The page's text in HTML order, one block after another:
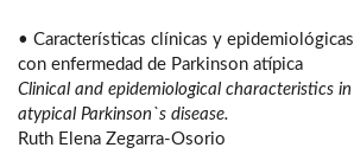
• Características clínicas y
con enfermedad de Parkinson atípica
Clinical and epidemiological characteristics
atypical Parkinson`s disease.
Ruth Elena Zegarra-Osorio